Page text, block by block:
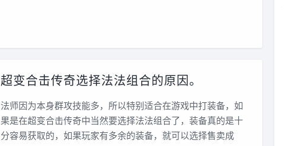
超变合击传奇选择法法组合的原因。
法师因为本身群攻技能多，所以特别适合在游戏中打装备，如
果是在超变合击传奇中当然要选择法法组合了，装备真的是十
分容易获取的，如果玩家有多余的装备，就可以选择售卖成